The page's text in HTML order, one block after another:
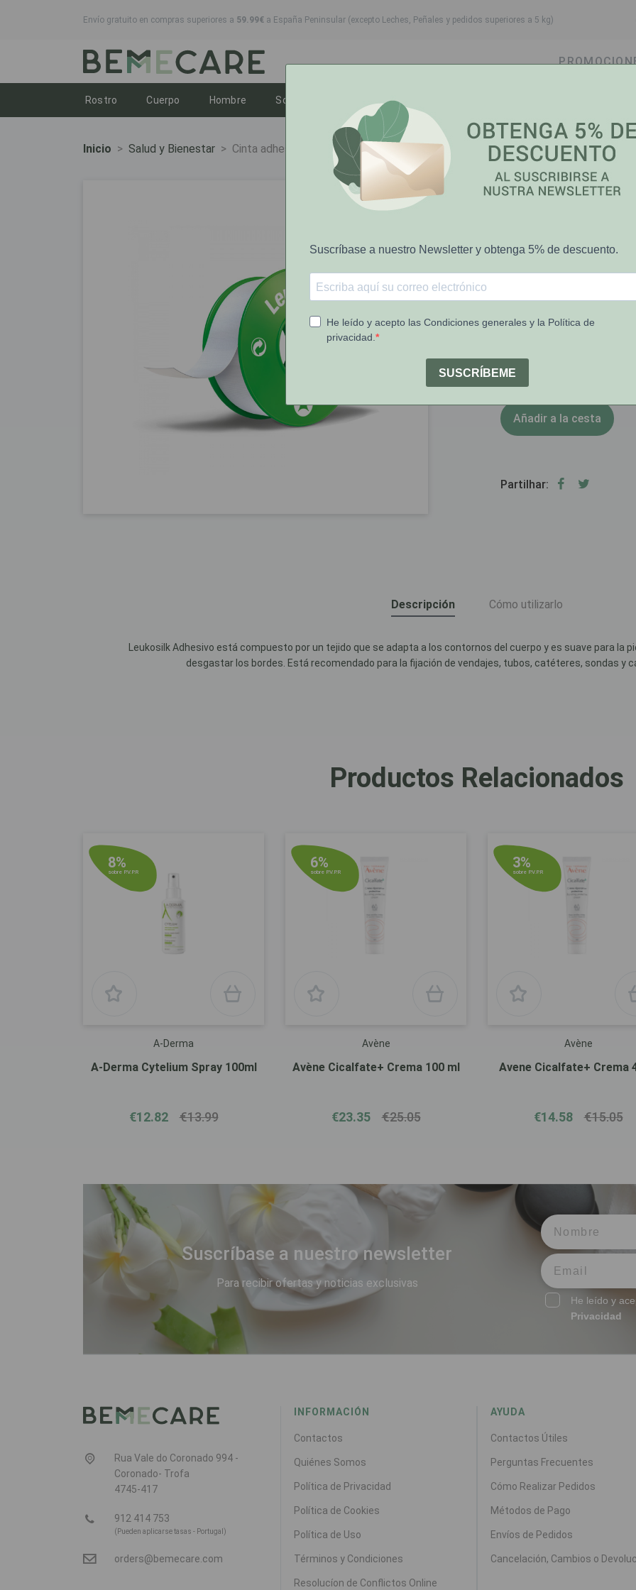
Envío gratuito en compras superiores a 59.99€ a España Peninsular (excepto Leches, Peñales y pedidos superiores a 5 kg)
Rostro Toggle dropdown
Cuerpo Toggle dropdown
Hombre Toggle dropdown
Solares Toggle dropdownToggle dropdown
Inicio Salud y Bienestar Cinta adhesiva Leukosilk 1,25cmx5m 01021-00
Leukosilk
Cinta
01021-00
[COD 6501726]
Añadir a la cesta
Partilhar:
Descripción Cómo utilizarlo
Leukosilk Adhesivo está compuesto por un tejido que se adapta a los contornos del cuerpo y es suave para la
desgastar los bordes. Está recomendado para la fijación de vendajes, tubos, catéteres, sondas y
Productos Relacionados
8%
sobre P.V.P.R
A-Derma
A-Derma Cytelium Spray 100ml
€12.82 €13.99
6%
sobre P.V.P.R
Avène
Avène Cicalfate+ Crema 100 ml
€23.35 €25.05
3%
sobre P.V.P.R
Avène
Avene Cicalfate+ Crema
€14.58 €15.05
Suscríbase a nuestro newsletter
Para recibir ofertas y noticias exclusivas
He leído y
Privacidad
Rua Vale do Coronado 994 -
Coronado- Trofa
4745-417
912 414 753
(Pueden aplicarse tasas - Portugal)
orders@bemecare.com
INFORMACIÓN
Contactos
Quiénes Somos
Política de Privacidad
Política de Cookies
Política de Uso
Términos y Condiciones
Resolucíon de Conflictos Online
AYUDA
Contactos Útiles
Perguntas Frecuentes
Cómo Realizar Pedidos
Métodos de Pago
Envíos de Pedidos
Cancelación, Cambios o